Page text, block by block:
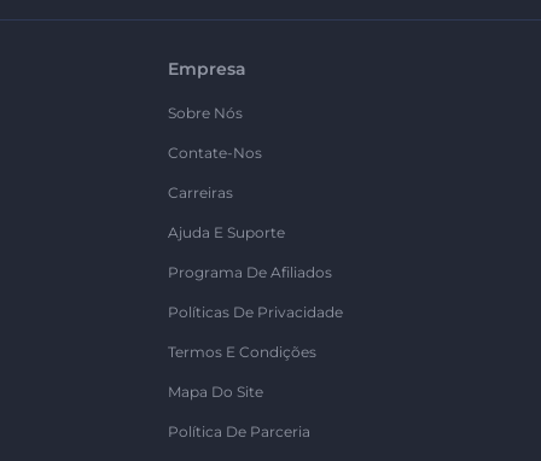
Empresa
Sobre Nós
Contate-Nos
Carreiras
Ajuda E Suporte
Programa De Afiliados
Políticas De Privacidade
Termos E Condições
Mapa Do Site
Política De Parceria